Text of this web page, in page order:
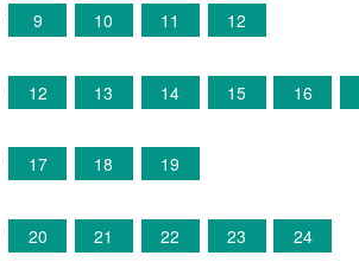
9 10 11 12
12 13 14 15 16
17 18 19
20 21 22 23 24